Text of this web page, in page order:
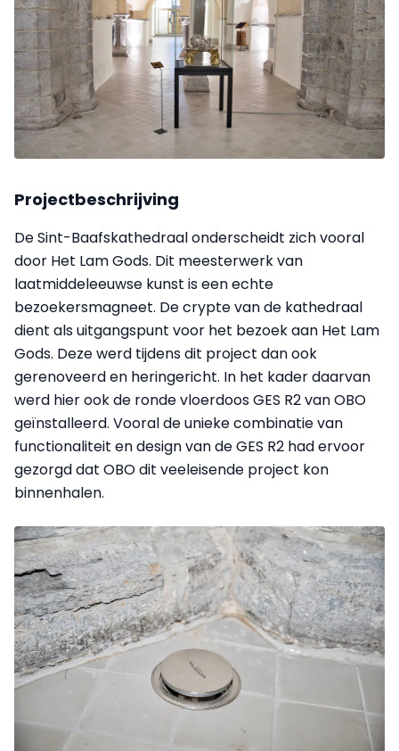
Projectbeschrijving
De Sint-Baafskathedraal onderscheidt zich vooral
door Het Lam Gods. Dit meesterwerk van
laatmiddeleeuwse kunst is een echte
bezoekersmagneet. De crypte van de kathedraal
dient als uitgangspunt voor het bezoek aan Het Lam
Gods. Deze werd tijdens dit project dan ook
gerenoveerd en heringericht. In het kader daarvan
werd hier ook de ronde vloerdoos GES R2 van OBO
geïnstalleerd. Vooral de unieke combinatie van
functionaliteit en design van de GES R2 had ervoor
gezorgd dat OBO dit veeleisende project kon
binnenhalen.